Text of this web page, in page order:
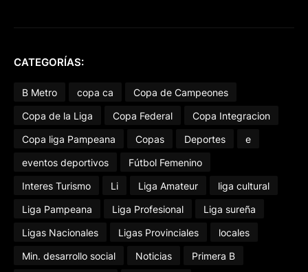
CATEGORÍAS:
B Metro copa ca
Copa de Campeones
Copa de la Liga
Copa Federal
Copa Integracion
Copa liga Pampeana
Copas Deportes
e
eventos deportivos
Fútbol Femenino
Interes Turismo
Li Liga Amateur
liga cultural
Liga Pampeana
Liga Profesional
Liga sureña
Ligas Nacionales
Ligas Provinciales
locales
Min. desarrollo social
Noticias
Primera B